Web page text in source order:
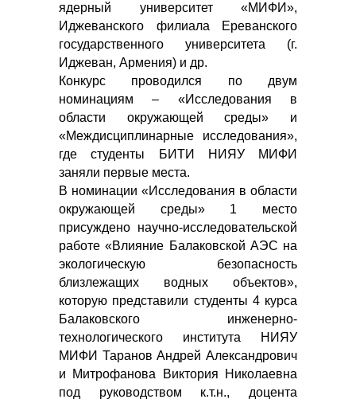
ядерный университет «МИФИ»,
Иджеванского филиала Ереванского
государственного университета (г.
Иджеван, Армения) и др.
Конкурс проводился по двум
номинациям – «Исследования в
области окружающей среды» и
«Междисциплинарные исследования»,
где студенты БИТИ НИЯУ МИФИ
заняли первые места.
В номинации «Исследования в области
окружающей среды» 1 место
присуждено научно-исследовательской
работе «Влияние Балаковской АЭС на
экологическую безопасность
близлежащих водных объектов»,
которую представили студенты 4 курса
Балаковского инженерно-
технологического института НИЯУ
МИФИ Таранов Андрей Александрович
и Митрофанова Виктория Николаевна
под руководством к.т.н., доцента